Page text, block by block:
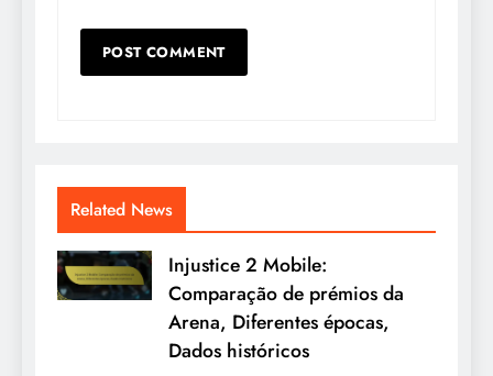
Related News
Injustice 2 Mobile:
Comparação de prémios da
Arena, Diferentes épocas,
Dados históricos